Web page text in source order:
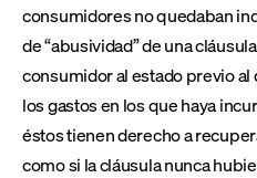
consumidores no quedaban
de “abusividad” de una
consumidor al estado previo
los gastos en los que haya
éstos tienen derecho a
como si la cláusula nunca